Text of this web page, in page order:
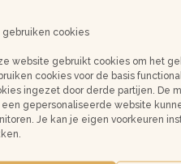
gebruiken cookies
website gebruikt cookies om het
cookies voor de basis
ingezet door derde partijen. De
gepersonaliseerde website
Je kan je eigen voorkeuren
29-
Kleine
gallerij
Burmanstraat 29-2
1091 SH, Amsterdam
57 1